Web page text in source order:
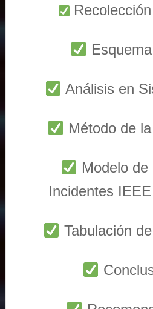
Análisis en
Método de
Modelo
Incidentes
Tabulación